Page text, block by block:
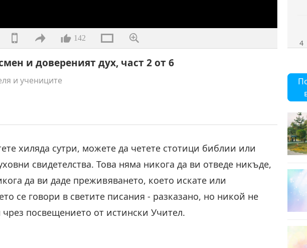
142
и довереният дух, част 2 от 6
и учениците
хиляда сутри, можете да четете стотици библии или
свидетелства. Това няма никога да ви отведе никъде,
да ви даде преживяването, което искате или
се говори в светите писания - разказано, но никой не
посвещението от истински Учител.
4
5
6